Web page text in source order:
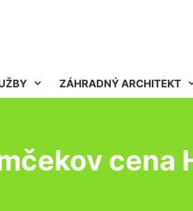
ZÁHRADNÝ ARCHITEKT
cena